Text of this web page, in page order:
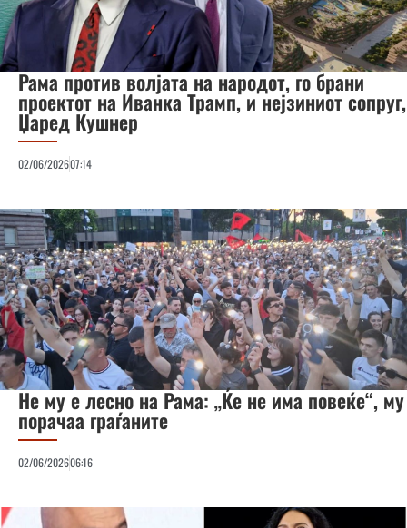
Рама против волјата на народот, го брани
проектот на Иванка Трамп, и нејзиниот сопруг,
Џаред Кушнер
02/06/202607:14
Не му е лесно на Рама: „Ќе не има повеќе“, му
порачаа граѓаните
02/06/202606:16